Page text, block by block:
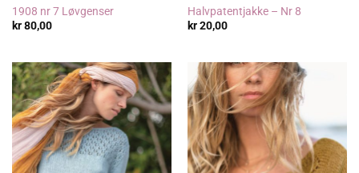
1908 nr 7 Løvgenser
kr80,00
Halvpatentjakke – Nr 8
kr20,00